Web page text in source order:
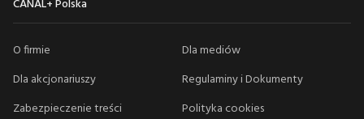
CANAL+ Polska
O firmie
Dla mediów
Dla akcjonariuszy
Regulaminy i Dokumenty
Zabezpieczenie treści
Polityka cookies